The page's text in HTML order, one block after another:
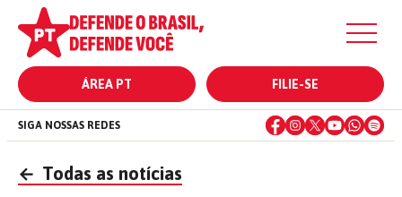
ÁREA PT FILIE-SE
SIGA NOSSAS REDES
← Todas as notícias